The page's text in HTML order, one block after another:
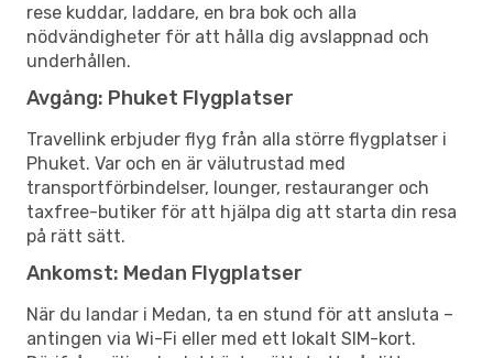
rese kuddar, laddare, en bra bok och alla
nödvändigheter för att hålla dig avslappnad och
underhållen.
Avgång: Phuket Flygplatser
Travellink erbjuder flyg från alla större flygplatser i
Phuket. Var och en är välutrustad med
transportförbindelser, lounger, restauranger och
taxfree-butiker för att hjälpa dig att starta din resa
på rätt sätt.
Ankomst: Medan Flygplatser
När du landar i Medan, ta en stund för att ansluta –
antingen via Wi-Fi eller med ett lokalt SIM-kort.